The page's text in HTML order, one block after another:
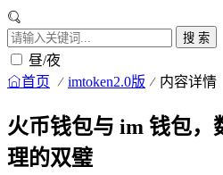
搜 索
昼/夜
首页 imtoken2.0版 内容详情
火币钱包与 im 钱包，
理的双璧